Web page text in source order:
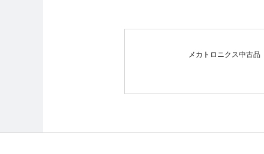
メカトロニクス中古品